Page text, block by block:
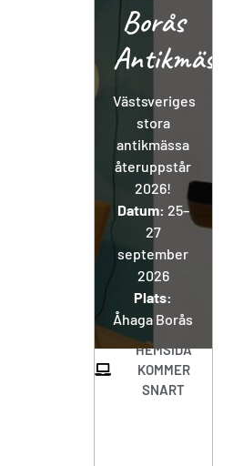
Borås
Västsveriges
stora
antikmässa
återuppstår
2026!
Datum: 25–
27
september
2026
Plats:
Åhaga Borås
HEMSIDA
KOMMER
SNART